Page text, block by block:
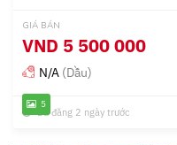
5
GIÁ BÁN
VND 5 500 000
N/A (Dầu)
Đã đăng 2 ngày trước